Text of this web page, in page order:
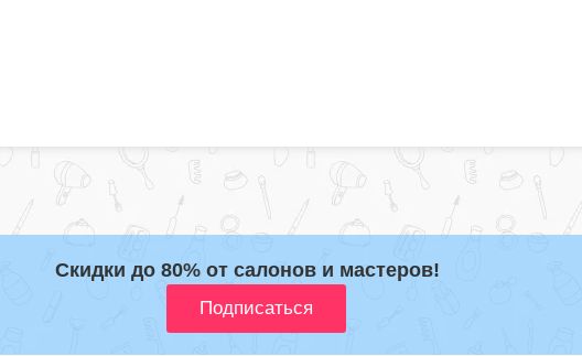
Скидки до 80% от салонов и мастеров!